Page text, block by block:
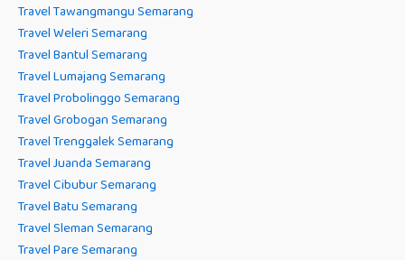
Travel Tawangmangu Semarang
Travel Weleri Semarang
Travel Bantul Semarang
Travel Lumajang Semarang
Travel Probolinggo Semarang
Travel Grobogan Semarang
Travel Trenggalek Semarang
Travel Juanda Semarang
Travel Cibubur Semarang
Travel Batu Semarang
Travel Sleman Semarang
Travel Pare Semarang